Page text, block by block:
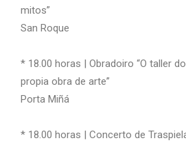
mitos”
San Roque
* 18.00 horas | Obradoiro “O taller
propia obra de arte”
Porta Miñá
* 18.00 horas | Concerto de